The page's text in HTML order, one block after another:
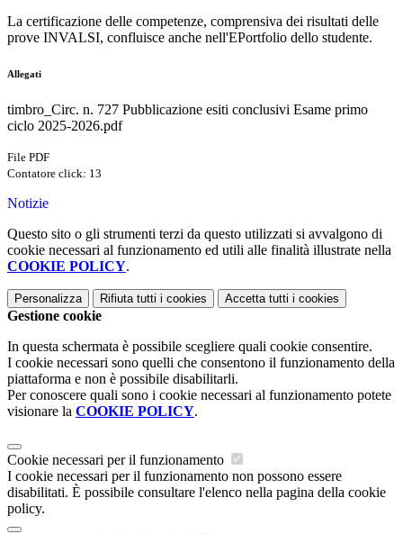
La certificazione delle competenze, comprensiva dei risultati delle
prove INVALSI, confluisce anche nell'EPortfolio dello studente.
Allegati
timbro_Circ. n. 727 Pubblicazione esiti conclusivi Esame primo
ciclo 2025-2026.pdf
File PDF
Contatore click: 13
Notizie
Questo sito o gli strumenti terzi da questo utilizzati si avvalgono di
cookie necessari al funzionamento ed utili alle finalità illustrate nella
COOKIE POLICY.
Personalizza Rifiuta tutti i cookies Accetta tutti i cookies
Gestione cookie
In questa schermata è possibile scegliere quali cookie consentire.
I cookie necessari sono quelli che consentono il funzionamento della
piattaforma e non è possibile disabilitarli.
Per conoscere quali sono i cookie necessari al funzionamento potete
visionare la COOKIE POLICY.
Cookie necessari per il funzionamento
I cookie necessari per il funzionamento non possono essere
disabilitati. È possibile consultare l'elenco nella pagina della cookie
policy.